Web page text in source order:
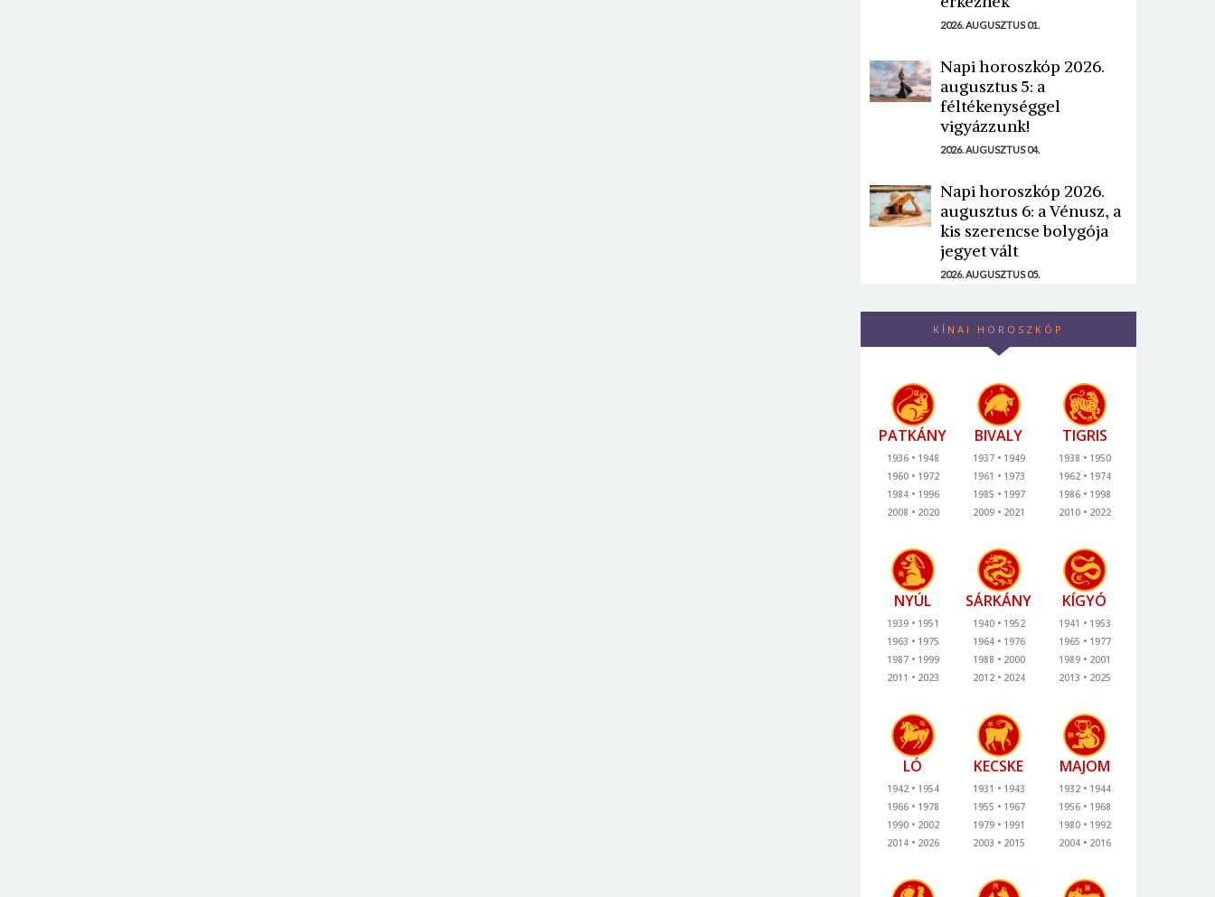
2026. AUGUSZTUS 01.
Napi horoszkóp 2026.
augusztus 5: a
féltékenységgel
vigyázzunk!
2026. AUGUSZTUS 04.
Napi horoszkóp 2026.
augusztus 6: a Vénusz, a
kis szerencse bolygója
jegyet vált
2026. AUGUSZTUS 05.
KÍNAI HOROSZKÓP
PATKÁNY
1936
1948
1960
1972
1984
1996
2008
2020
BIVALY
1937
1949
1961
1973
1985
1997
2009
2021
TIGRIS
1938
1950
1962
1974
1986
1998
2010
2022
NYÚL
1939
1951
1963
1975
1987
1999
2011
2023
SÁRKÁNY
1940
1952
1964
1976
1988
2000
2012
2024
KÍGYÓ
1941
1953
1965
1977
1989
2001
2013
2025
LÓ
1942
1954
1966
1978
1990
2002
2014
2026
KECSKE
1931
1943
1955
1967
1979
1991
2003
2015
MAJOM
1932
1944
1956
1968
1980
1992
2004
2016